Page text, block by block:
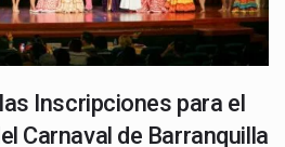
Inscripciones para el
Carnaval de Barranquilla